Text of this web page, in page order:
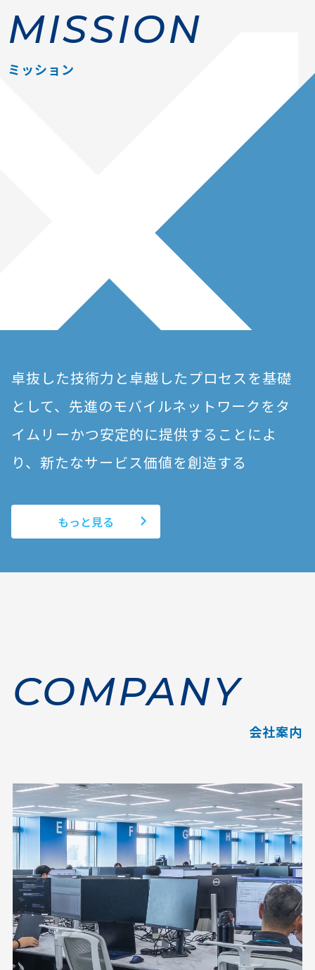
MISSION
ミッション
卓抜した技術力と卓越したプロセスを基礎
として、 先進のモバイルネットワークをタ
イムリーかつ安定的に提供することによ
り、 新たなサービス価値を創造する
もっと見る
COMPANY
会社案内